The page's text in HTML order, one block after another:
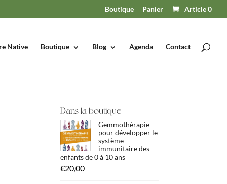
Boutique Panier Article 0
Native Boutique Blog Agenda Contact
Dans la boutique
Gemmothérapie
pour développer le
système
immunitaire des
enfants de 0 à 10 ans
€20,00